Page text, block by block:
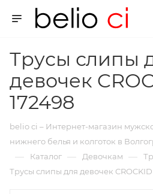
Трусы слипы
девочек
172498
belio ci – Интернет-магазин
нижнего белья и колготок в
— Каталог — Девочкам —
Трусы слипы для девочек CROCKID